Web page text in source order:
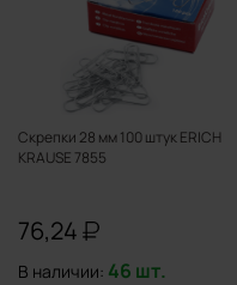
Скрепки 28 мм 100 штук ЕRICH
КRAUSE 7855
76,24
В наличии: 46 шт.